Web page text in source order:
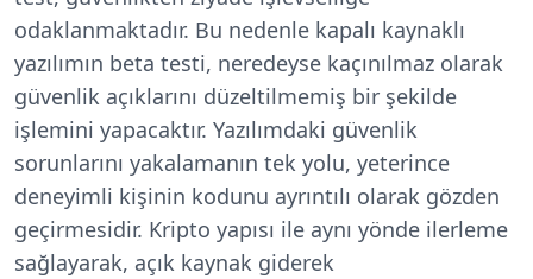
odaklanmaktadır. Bu nedenle kapalı kaynaklı
yazılımın beta testi, neredeyse kaçınılmaz olarak
güvenlik açıklarını düzeltilmemiş bir şekilde
işlemini yapacaktır. Yazılımdaki güvenlik
sorunlarını yakalamanın tek yolu, yeterince
deneyimli kişinin kodunu ayrıntılı olarak gözden
geçirmesidir. Kripto yapısı ile aynı yönde ilerleme
sağlayarak, açık kaynak giderek